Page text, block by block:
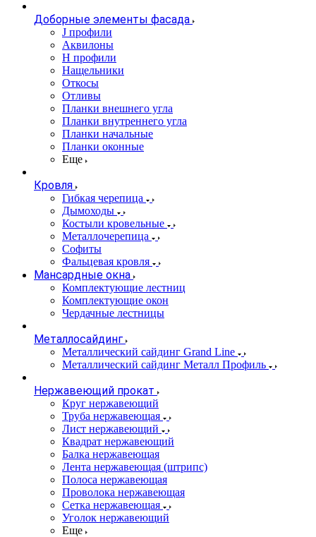
Доборные элементы фасада
J профили
Аквилоны
Н профили
Нащельники
Откосы
Отливы
Планки внешнего угла
Планки внутреннего угла
Планки начальные
Планки оконные
Еще
Кровля
Гибкая черепица
Дымоходы
Костыли кровельные
Металлочерепица
Софиты
Фальцевая кровля
Мансардные окна
Комплектующие лестниц
Комплектующие окон
Чердачные лестницы
Металлосайдинг
Металлический сайдинг Grand Line
Металлический сайдинг Металл Профиль
Нержавеющий прокат
Круг нержавеющий
Труба нержавеющая
Лист нержавеющий
Квадрат нержавеющий
Балка нержавеющая
Лента нержавеющая (штрипс)
Полоса нержавеющая
Проволока нержавеющая
Сетка нержавеющая
Уголок нержавеющий
Еще